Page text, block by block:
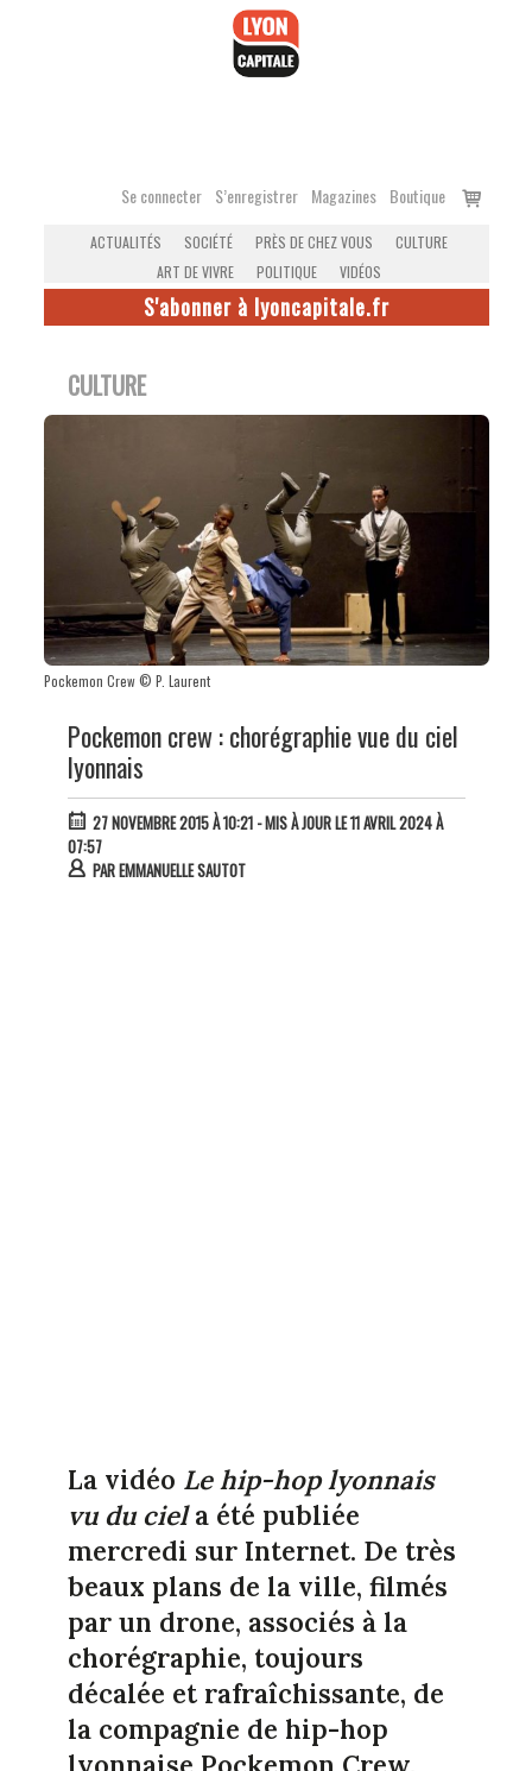
Se connecter S’enregistrer Magazines Boutique
Voir
ACTUALITÉS SOCIÉTÉ PRÈS DE CHEZ VOUS
CULTURE
ART DE VIVRE
POLITIQUE VIDÉOS
S'abonner à lyoncapitale.fr
CULTURE
Pockemon Crew © P. Laurent
Pockemon crew : chorégraphie vue du ciel
lyonnais
27 NOVEMBRE 2015 À 10:21- MIS À JOUR LE 11 AVRIL 2024 À
07:57
PAREMMANUELLE SAUTOT
La vidéo Le hip-hop lyonnais
vu du ciela été publiée
mercredi sur Internet. De très
beaux plans de la ville, filmés
par un drone, associés à la
chorégraphie, toujours
décalée et rafraîchissante, de
la compagnie de hip-hop